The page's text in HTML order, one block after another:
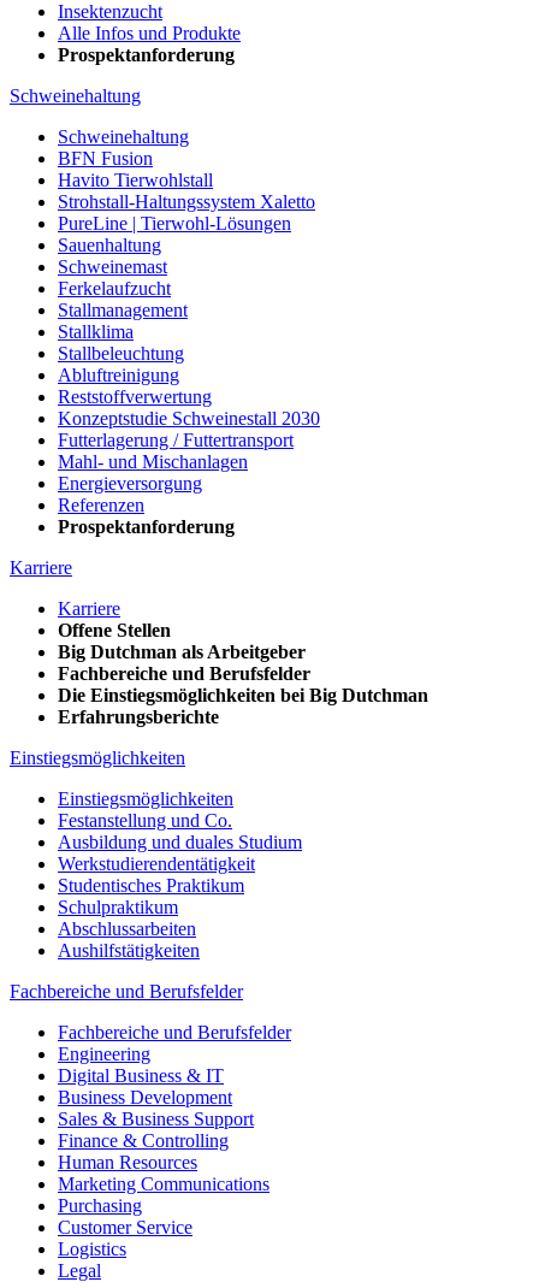
Insektenzucht
Alle Infos und Produkte
Prospektanforderung
Schweinehaltung
Schweinehaltung
BFN Fusion
Havito Tierwohlstall
Strohstall-Haltungssystem Xaletto
PureLine | Tierwohl-Lösungen
Sauenhaltung
Schweinemast
Ferkelaufzucht
Stallmanagement
Stallklima
Stallbeleuchtung
Abluftreinigung
Reststoffverwertung
Konzeptstudie Schweinestall 2030
Futterlagerung / Futtertransport
Mahl- und Mischanlagen
Energieversorgung
Referenzen
Prospektanforderung
Karriere
Karriere
Offene Stellen
Big Dutchman als Arbeitgeber
Fachbereiche und Berufsfelder
Die Einstiegsmöglichkeiten bei Big Dutchman
Erfahrungsberichte
Einstiegsmöglichkeiten
Einstiegsmöglichkeiten
Festanstellung und Co.
Ausbildung und duales Studium
Werkstudierendentätigkeit
Studentisches Praktikum
Schulpraktikum
Abschlussarbeiten
Aushilfstätigkeiten
Fachbereiche und Berufsfelder
Fachbereiche und Berufsfelder
Engineering
Digital Business & IT
Business Development
Sales & Business Support
Finance & Controlling
Human Resources
Marketing Communications
Purchasing
Customer Service
Logistics
Legal